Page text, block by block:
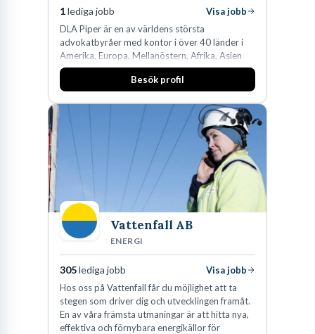
1lediga jobb
Visa jobb
DLA Piper är en av världens största
advokatbyråer med kontor i över 40 länder i
Amerika, Europa, Mellanöstern, Afrika, Asien
och Oceanien. Vi är specialister inom
affärsjuridikens alla områden och vi har några
fler än 450 jurister på fem kontor i Stockholm,
Köpenhamn, Århus, Oslo och Helsingfors kan vi
på DLA Piper erbjuda våra klienter en unik,
effektiv och gränsöverskridande nordisk
expertis. På vårt kontor i centrala Stockholm är
vi idag drygt 240 medarbetare.
Besök profil
Vattenfall AB
ENERGI
305lediga jobb
Visa jobb
Hos oss på Vattenfall får du möjlighet att ta
stegen som driver dig och utvecklingen framåt.
En av våra främsta utmaningar är att hitta nya,
effektiva och förnybara energikällor för